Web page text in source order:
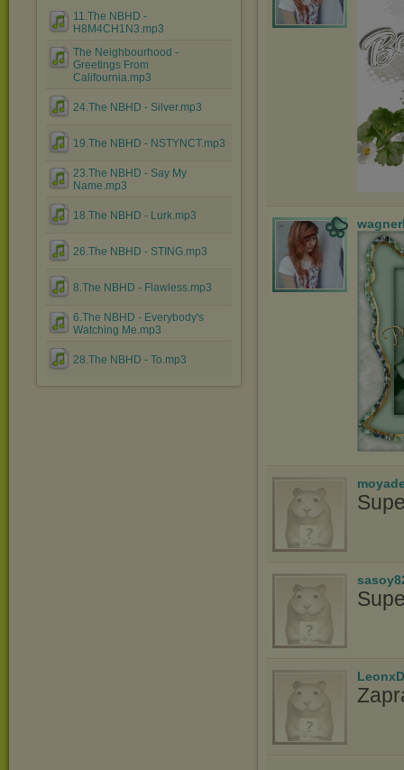
11.The NBHD -
H8M4CH1N3.mp3
The Neighbourhood -
Greetings From
Califournia.mp3
24.The NBHD - Silver.mp3
19.The NBHD - NSTYNCT.mp3
23.The NBHD - Say My
Name.mp3
18.The NBHD - Lurk.mp3
26.The NBHD - STING.mp3
8.The NBHD - Flawless.mp3
6.The NBHD - Everybody's
Watching Me.mp3
28.The NBHD - To.mp3